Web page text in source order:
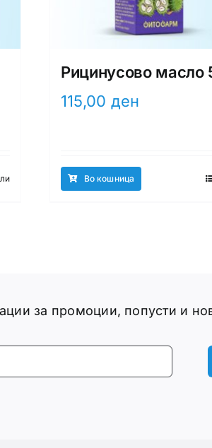
Рицинусово масло
115,00 ден
Во кошница
за промоции, попусти и